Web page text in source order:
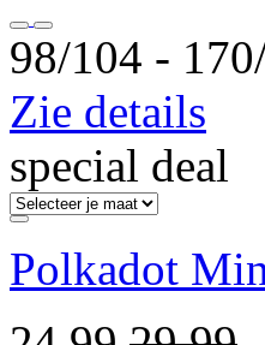
98/104 ‐
Zie details
special deal
Polkadot